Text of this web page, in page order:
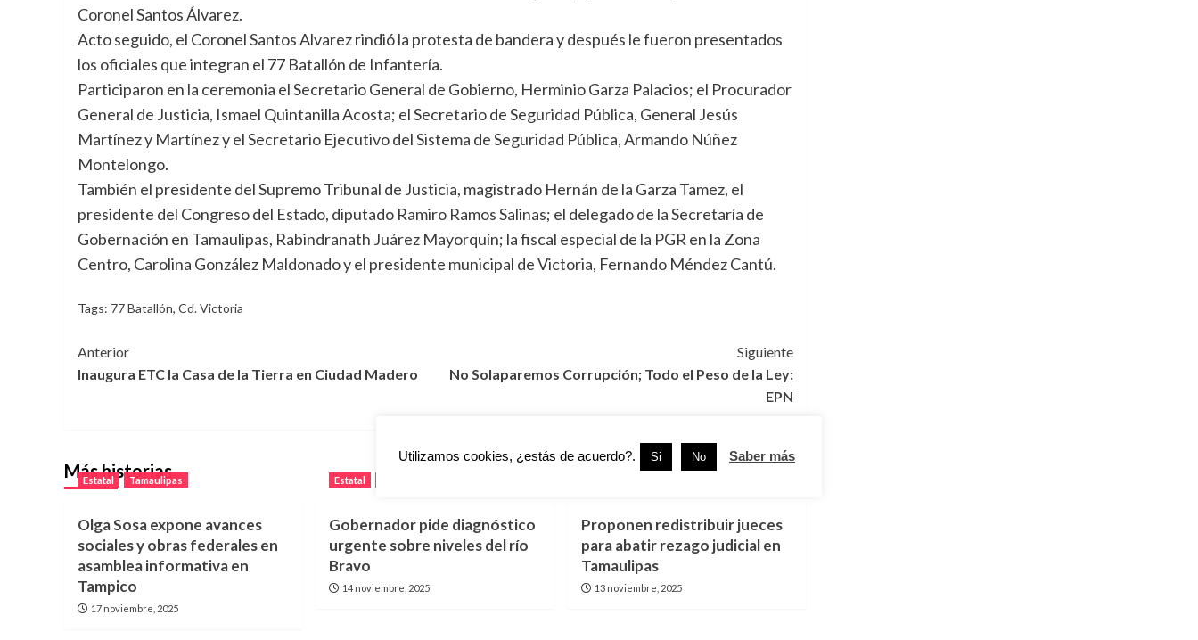
Coronel Santos Álvarez.
Acto seguido, el Coronel Santos Alvarez rindió la protesta de bandera y después le fueron presentados
los oficiales que integran el 77 Batallón de Infantería.
Participaron en la ceremonia el Secretario General de Gobierno, Herminio Garza Palacios; el Procurador
General de Justicia, Ismael Quintanilla Acosta; el Secretario de Seguridad Pública, General Jesús
Martínez y Martínez y el Secretario Ejecutivo del Sistema de Seguridad Pública, Armando Núñez
Montelongo.
También el presidente del Supremo Tribunal de Justicia, magistrado Hernán de la Garza Tamez, el
presidente del Congreso del Estado, diputado Ramiro Ramos Salinas; el delegado de la Secretaría de
Gobernación en Tamaulipas, Rabindranath Juárez Mayorquín; la fiscal especial de la PGR en la Zona
Centro, Carolina González Maldonado y el presidente municipal de Victoria, Fernando Méndez Cantú.
Tags: 77 Batallón, Cd. Victoria
Navegación
de
Anterior
Inaugura ETC la Casa de la Tierra en Ciudad Madero
Siguiente
No Solaparemos Corrupción; Todo el Peso de la Ley:
EPN
Más historias
Estatal Tamaulipas
Olga Sosa expone avances
sociales y obras federales en
asamblea informativa en
Tampico
17 noviembre, 2025
Estatal
Gobernador pide diagnóstico
urgente sobre niveles del río
Bravo
14 noviembre, 2025
Proponen redistribuir jueces
para abatir rezago judicial en
Tamaulipas
13 noviembre, 2025
Utilizamos cookies, ¿estás de acuerdo?. Si No Saber más